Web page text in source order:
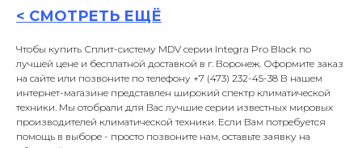
< СМОТРЕТЬ ЕЩЁ
Чтобы купить Сплит-систему MDV серии Integra Pro Black по
лучшей цене и бесплатной доставкой в г. Воронеж. Оформите заказ
на сайте или позвоните по телефону +7 (473) 232-45-38 В нашем
интернет-магазине представлен широкий спектр климатической
техники. Мы отобрали для Вас лучшие серии известных мировых
производителей климатической техники. Если Вам потребуется
помощь в выборе - просто позвоните нам, оставьте заявку на